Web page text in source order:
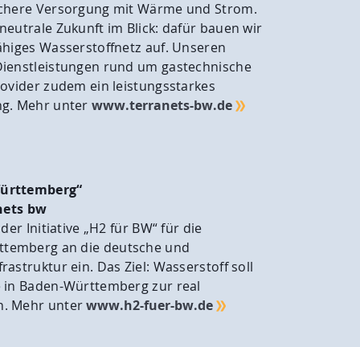
Versorgung mit Wärme und Strom.
Zukunft im Blick: dafür bauen wir
Wasserstoffnetz auf. Unseren
rund um gastechnische
zudem ein leistungsstarkes
Mehr unter www.terranets-bw.de
bw
Initiative „H2 für BW“ für die
an die deutsche und
ein. Das Ziel: Wasserstoff soll
in Baden-Württemberg zur real
Mehr unterwww.h2-fuer-bw.de